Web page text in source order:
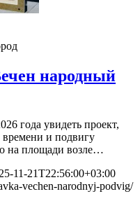
народный
года увидеть проект,
и подвигу
на площади возле…
11-21T22:56:00+03:00
vechen-narodnyj-podvig/